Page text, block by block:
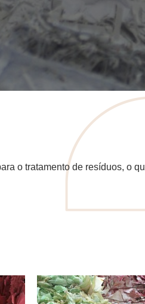
o tratamento de resíduos, o